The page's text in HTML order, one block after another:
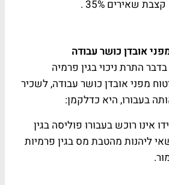
שאירים 35% .
אובדן כושר עבודה
התרת ניכוי בגין פרמיה
מפני אובדן כושר עבודה, לשכיר
בעבורו, היא כדלקמן:
אינו רוכש בעבורו פוליסה בגין
ליהנות מהטבת מס בגין פרמיות